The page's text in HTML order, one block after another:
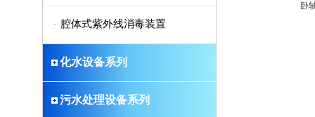
· 腔体式紫外线消毒装置
化水设备系列
污水处理设备系列
卧